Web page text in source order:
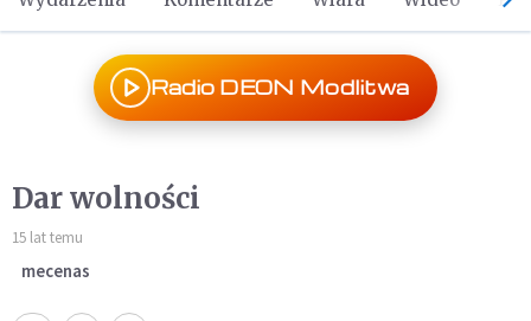
Radio DEON Modlitwa
Dar wolności
15 lat temu
mecenas